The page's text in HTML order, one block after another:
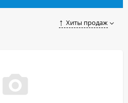
Хиты продаж